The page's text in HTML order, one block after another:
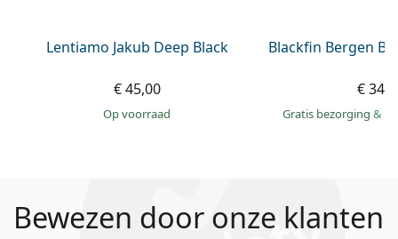
Lentiamo Jakub Deep Black
€ 45,00
op voorraad
Blackfin Bergen
€
Gratis bezorging &
Bewezen door onze klanten